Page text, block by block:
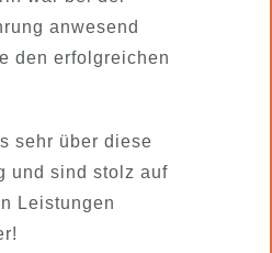
anwesend
den erfolgreichen
sehr über diese
und sind stolz auf
Leistungen